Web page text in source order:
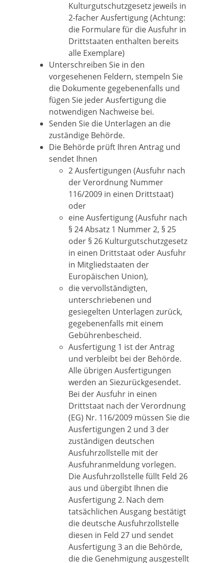
Kulturgutschutzgesetz jeweils in
2-facher Ausfertigung (Achtung:
die Formulare für die Ausfuhr in
Drittstaaten enthalten bereits
alle Exemplare)
Unterschreiben Sie in den
vorgesehenen Feldern, stempeln Sie
die Dokumente gegebenenfalls und
fügen Sie jeder Ausfertigung die
notwendigen Nachweise bei.
Senden Sie die Unterlagen an die
zuständige Behörde.
Die Behörde prüft Ihren Antrag und
sendet Ihnen
2 Ausfertigungen (Ausfuhr nach
der Verordnung Nummer
116/2009 in einen Drittstaat)
oder
eine Ausfertigung (Ausfuhr nach
§ 24 Absatz 1 Nummer 2, § 25
oder § 26 Kulturgutschutzgesetz
in einen Drittstaat oder Ausfuhr
in Mitgliedstaaten der
Europäischen Union),
die vervollständigten,
unterschriebenen und
gesiegelten Unterlagen zurück,
gegebenenfalls mit einem
Gebührenbescheid.
Ausfertigung 1 ist der Antrag
und verbleibt bei der Behörde.
Alle übrigen Ausfertigungen
werden an Siezurückgesendet.
Bei der Ausfuhr in einen
Drittstaat nach der Verordnung
(EG) Nr. 116/2009 müssen Sie die
Ausfertigungen 2 und 3 der
zuständigen deutschen
Ausfuhrzollstelle mit der
Ausfuhranmeldung vorlegen.
Die Ausfuhrzollstelle füllt Feld 26
aus und übergibt Ihnen die
Ausfertigung 2. Nach dem
tatsächlichen Ausgang bestätigt
die deutsche Ausfuhrzollstelle
diesen in Feld 27 und sendet
Ausfertigung 3 an die Behörde,
die die Genehmigung ausgestellt